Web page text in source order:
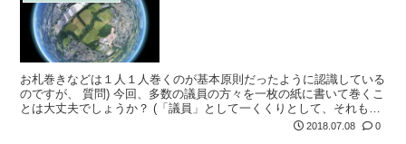
お札巻きなどは１人１人巻くのが基本原則だったように認識している
のですが、 質問) 今回、多数の議員の方々を一枚の紙に書いて巻くこ
とは大丈夫でしょうか？ (「議員」として一くくりとして、それもあ
2018.07.08 0